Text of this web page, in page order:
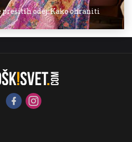
prešitih odej: Kako ohraniti